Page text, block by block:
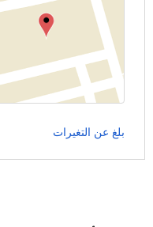
بلغ عن التغيرات